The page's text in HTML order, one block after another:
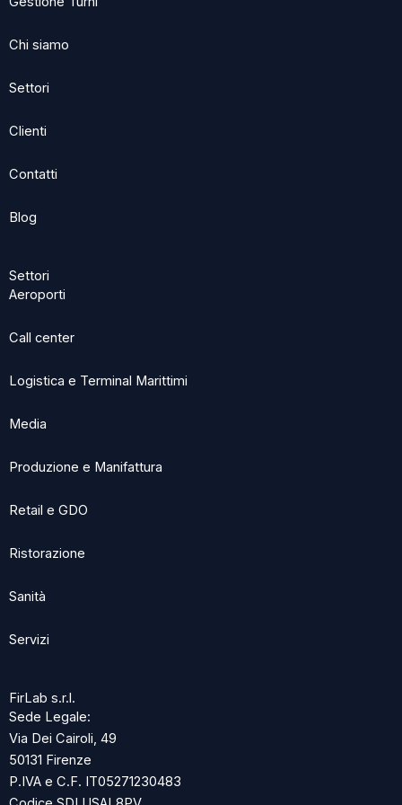
b
o
o
k
i
Chi siamo
Settori
Clienti
Contatti
Blog
Settori
Aeroporti
Call center
Logistica e Terminal Marittimi
Media
Produzione e Manifattura
Retail e GDO
Ristorazione
Sanità
Servizi
FirLab s.r.l.
Sede Legale:
Via Dei Cairoli, 49
50131 Firenze
P.IVA e C.F. IT05271230483